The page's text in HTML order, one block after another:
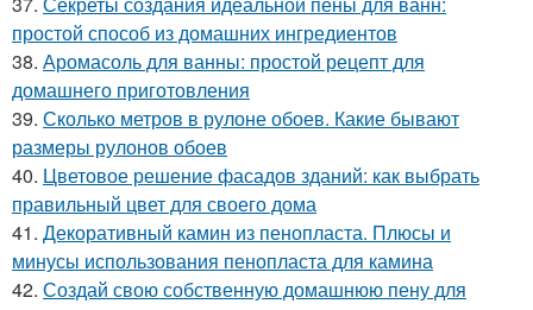
простой способ из домашних ингредиентов
38. Аромасоль для ванны: простой рецепт для
домашнего приготовления
39. Сколько метров в рулоне обоев. Какие бывают
размеры рулонов обоев
40. Цветовое решение фасадов зданий: как выбрать
правильный цвет для своего дома
41. Декоративный камин из пенопласта. Плюсы и
минусы использования пенопласта для камина
42. Создай свою собственную домашнюю пену для